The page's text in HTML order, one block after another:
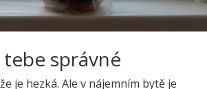
správné
je hezká. Ale v nájemním bytě je